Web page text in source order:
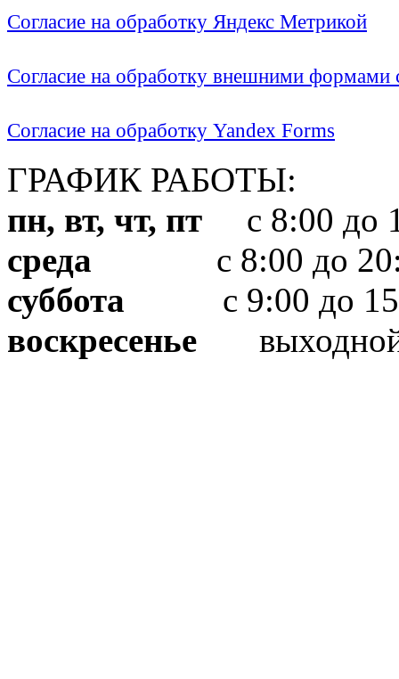
Согласие на обработку Яндекс Метрикой
Согласие на обработку внешними формами
Согласие на обработку Yandex Forms
ГРАФИК РАБОТЫ:
пн, вт, чт, пт с 8:00 до
среда с 8:00 до
суббота с 9:00 до
воскресенье